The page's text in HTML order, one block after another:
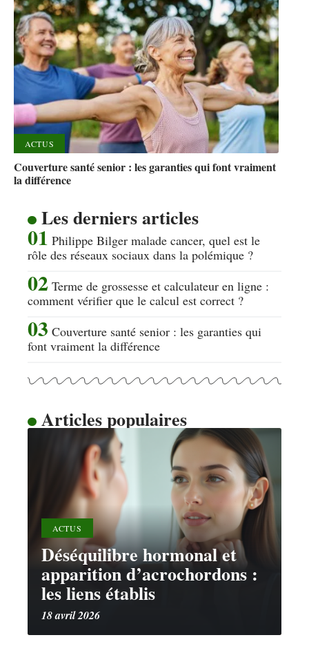
ACTUS
Couverture santé senior : les garanties qui font vraiment
la différence
Les derniers articles
Philippe Bilger malade cancer, quel est le
rôle des réseaux sociaux dans la polémique ?
Terme de grossesse et calculateur en ligne :
comment vérifier que le calcul est correct ?
Couverture santé senior : les garanties qui
font vraiment la différence
Articles populaires
ACTUS
Déséquilibre hormonal et
apparition d’acrochordons :
les liens établis
18 avril 2026